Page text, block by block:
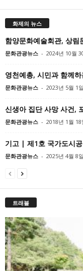
화제의 뉴스
함양문화예술회관, 상림
문화관광뉴스 - 2024년 10월
영천예총, 시민과 함께
문화관광뉴스 - 2023년 5월 1일
신생아 집단 사망 사건,
문화관광뉴스 - 2018년 1월 18
기고 | 제1호 국가도시
문화관광뉴스 - 2025년 4월 8일
트래블